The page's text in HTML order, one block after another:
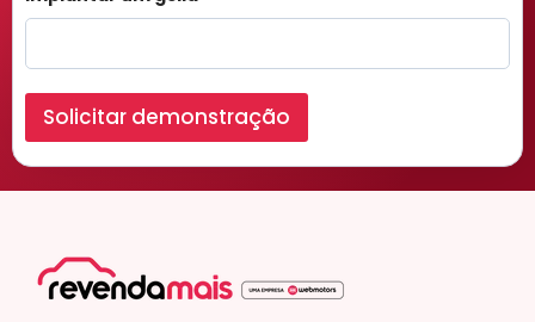
Solicitar demonstração